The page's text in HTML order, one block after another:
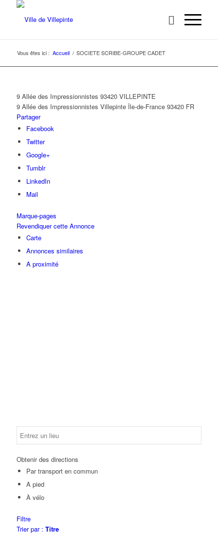
Vous êtes ici : Accueil / SOCIETE SCRIBE-GROUPE CADET
9 Allée des Impressionnistes 93420 VILLEPINTE
9 Allée des Impressionnistes Villepinte Île-de-France 93420 FR
Partager
Facebook
Twitter
Google+
Tumblr
LinkedIn
Mail
Marque-pages
Revendiquer cette Annonce
Carte
Annonces similaires
A proximité
Obtenir des directions
Par transport en commun
A pied
À vélo
Filtre
Trier par : Titre